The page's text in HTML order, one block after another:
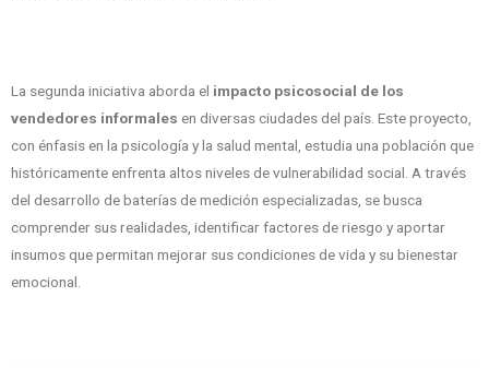
La segunda iniciativa aborda el impacto psicosocial de los
vendedores informales en diversas ciudades del país. Este proyecto,
con énfasis en la psicología y la salud mental, estudia una población que
históricamente enfrenta altos niveles de vulnerabilidad social. A través
del desarrollo de baterías de medición especializadas, se busca
comprender sus realidades, identificar factores de riesgo y aportar
insumos que permitan mejorar sus condiciones de vida y su bienestar
emocional.